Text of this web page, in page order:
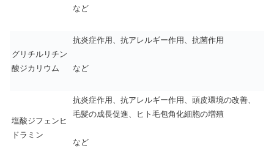
など
グリチルリチン
酸ジカリウム
抗炎症作用、抗アレルギー作用、抗菌作用
など
塩酸ジフェンヒ
ドラミン
抗炎症作用、抗アレルギー作用、頭皮環境の改善、
毛髪の成長促進、ヒト毛包角化細胞の増殖
など